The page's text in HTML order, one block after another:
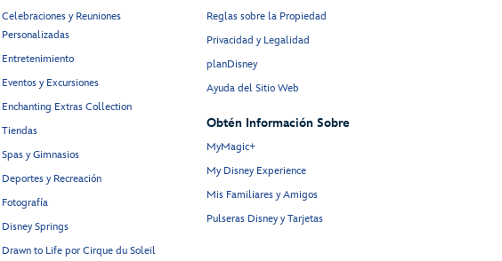
Celebraciones y Reuniones
Personalizadas
Entretenimiento
Eventos y Excursiones
Enchanting Extras Collection
Tiendas
Spas y Gimnasios
Deportes y Recreación
Fotografía
Disney Springs
Drawn to Life por Cirque du Soleil
Reglas sobre la Propiedad
Privacidad y Legalidad
planDisney
Ayuda del Sitio Web
Obtén Información Sobre
MyMagic+
My Disney Experience
Mis Familiares y Amigos
Pulseras Disney y Tarjetas